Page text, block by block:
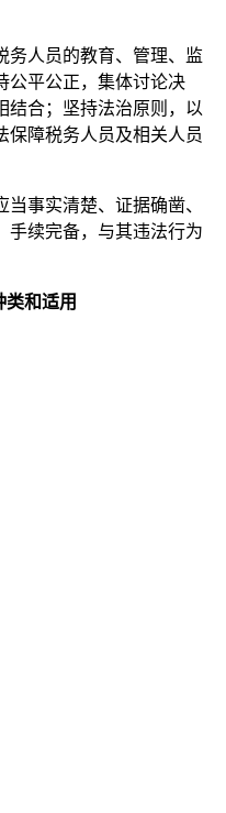
务人员的教育、管理、监
公平公正，集体讨论决
结合；坚持法治原则，以
保障税务人员及相关人员
事实清楚、证据确凿、
手续完备，与其违法行为
类和适用